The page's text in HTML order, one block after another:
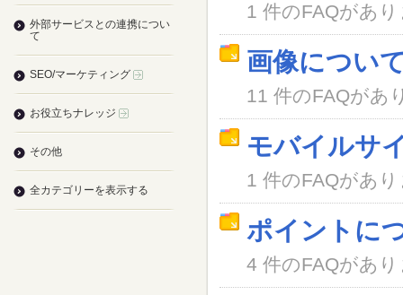
1 件のFAQがあ
画像につい
11 件のFAQがあ
モバイルサ
1 件のFAQがあ
ポイントに
4 件のFAQがあ
外部サービスとの連携につい
て
SEO/マーケティング
お役立ちナレッジ
その他
全カテゴリーを表示する